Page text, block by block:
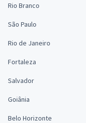
Rio Branco
São Paulo
Rio de Janeiro
Fortaleza
Salvador
Goiânia
Belo Horizonte